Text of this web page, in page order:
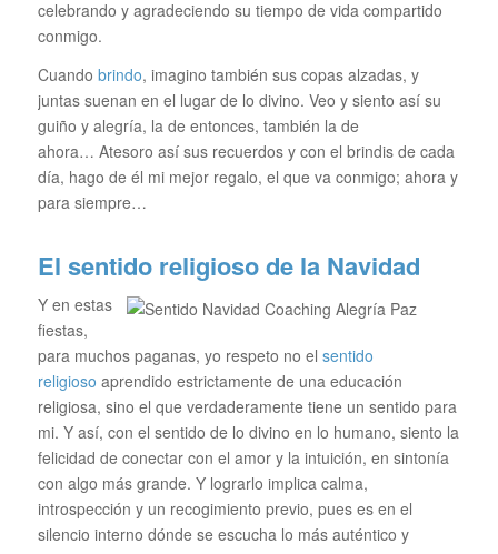
celebrando y agradeciendo su tiempo de vida compartido
conmigo.
Cuando brindo, imagino también sus copas alzadas, y
juntas suenan en el lugar de lo divino. Veo y siento así su
guiño y alegría, la de entonces, también la de
ahora… Atesoro así sus recuerdos y con el brindis de cada
día, hago de él mi mejor regalo, el que va conmigo; ahora y
para siempre…
El sentido religioso de la Navidad
Y en estas
fiestas,
para muchos paganas, yo respeto no el sentido
religioso aprendido estrictamente de una educación
religiosa, sino el que verdaderamente tiene un sentido para
mi. Y así, con el sentido de lo divino en lo humano, siento la
felicidad de conectar con el amor y la intuición, en sintonía
con algo más grande. Y lograrlo implica calma,
introspección y un recogimiento previo, pues es en el
silencio interno dónde se escucha lo más auténtico y